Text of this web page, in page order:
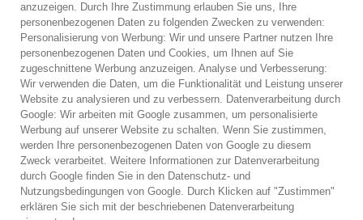
غير متأكد؟
إذا لم تكن متأكدًا، يمكنك الحصول على مشورة هاتفية مجانية
من أحد خبرائنا.
استشارة هاتفية مجانية
وقف الديون على الفور
02131 708 42 70
support@abo-hilfe.de
© 2021 abo-hilfe.de
والنصائح والحيل المتعلقة بموضوع حماية المستهلك. يمكن نقل المعلومات
إلى المستهلك ويمكن أيضًا إكمال الاستبيان عبر الهاتف. لا يقدم موقع
abo-hilfe.de أي خدمات قانونية أو مشورة قانونية. وبغض النظر عن
anzuzeigen. Durch Ihre Zustimmung erlauben Sie uns, Ihre
personenbezogenen Daten zu folgenden Zwecken zu verwenden:
Personalisierung von Werbung: Wir und unsere Partner nutzen Ihre
personenbezogenen Daten und Cookies, um Ihnen auf Sie
zugeschnittene Werbung anzuzeigen. Analyse und Verbesserung:
Wir verwenden die Daten, um die Funktionalität und Leistung unserer
Website zu analysieren und zu verbessern. Datenverarbeitung durch
Google: Wir arbeiten mit Google zusammen, um personalisierte
Werbung auf unserer Website zu schalten. Wenn Sie zustimmen,
werden Ihre personenbezogenen Daten von Google zu diesem
Zweck verarbeitet. Weitere Informationen zur Datenverarbeitung
durch Google finden Sie in den Datenschutz- und
Nutzungsbedingungen von Google. Durch Klicken auf "Zustimmen"
erklären Sie sich mit der beschriebenen Datenverarbeitung